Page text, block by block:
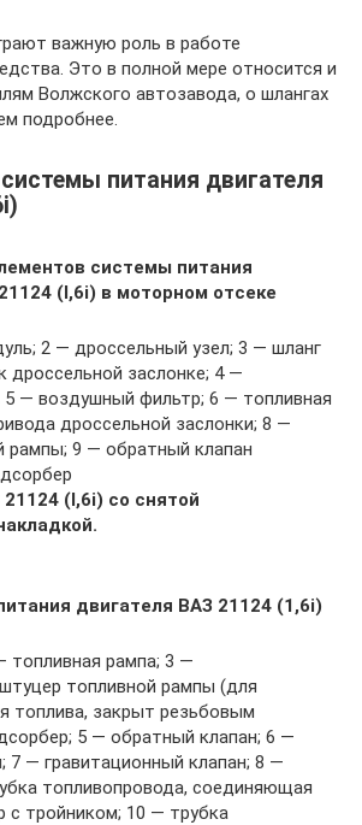
важную роль в работе
Это в полной мере относится и
Волжского автозавода, о шлангах
подробнее.
питания двигателя
системы питания
(l,6i) в моторном отсеке
2 — дроссельный узел; 3 — шланг
дроссельной заслонке; 4 —
5 — воздушный фильтр; 6 — топливная
дроссельной заслонки; 8 —
рампы; 9 — обратный клапан
(l,6i) со снятой
двигателя ВАЗ 21124 (1,6i)
топливная рампа; 3 —
топливной рампы (для
топлива, закрыт резьбовым
5 — обратный клапан; 6 —
7 — гравитационный клапан; 8 —
топливопровода, соединяющая
с тройником; 10 — трубка